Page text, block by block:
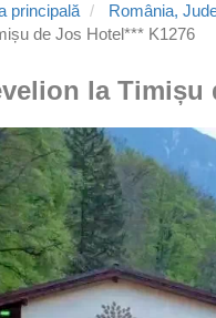
principală România,
de Jos Hotel*** K1276
la Timișu